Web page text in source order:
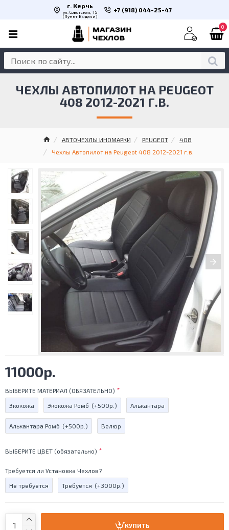
г. Керчь
ул. Советская, 15
(Пункт Выдачи)
+7 (918) 044-25-47
0
АВТОЧЕХЛЫ ИНОМАРКИ PEUGEOT
408
Чехлы Автопилот на Peugeot 408 2012-2021 г.в.
ЧЕХЛЫ АВТОПИЛОТ НА PEUGEOT
408 2012-2021 Г.В.
11000р.
ВЫБЕРИТЕ МАТЕРИАЛ (ОБЯЗАТЕЛЬНО)
Экокожа Экокожа Ромб (+500р.) Алькантара
Алькантара Ромб (+500р.) Велюр
ВЫБЕРИТЕ ЦВЕТ (обязательно)
Требуется ли Установка Чехлов?
Не требуется Требуется (+3000р.)
КУПИТЬ